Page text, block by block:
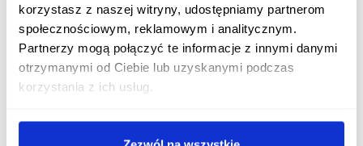
korzystasz z naszej witryny, udostępniamy partnerom
społecznościowym, reklamowym i analitycznym.
Partnerzy mogą połączyć te informacje z innymi danymi
otrzymanymi od Ciebie lub uzyskanymi podczas
korzystania z ich usług.
tiazydopodobne(leki moczopędne).
Leczenie u większości pacjentów (wyjątek stanowią
wyniszczone osoby po 80 r.ż.) rozpoczynamy od
terapii dwulekowej.
również nie jest wystarczający, należy podawać
maksymalne dawki trzech leków, przy czym jeden z nich